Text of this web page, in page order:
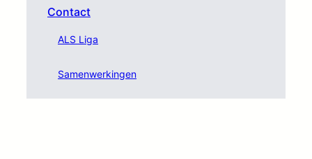
Contact
ALS Liga
Samenwerkingen